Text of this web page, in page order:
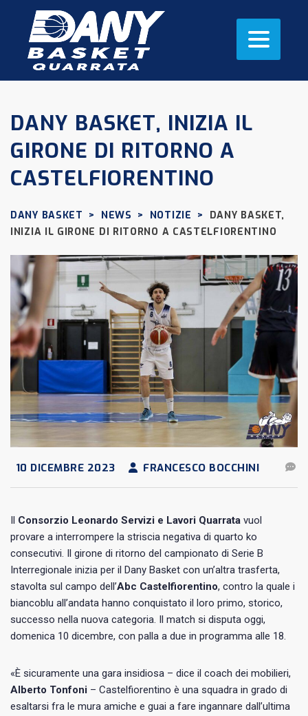
DANY BASKET, INIZIA IL
GIRONE DI RITORNO A
CASTELFIORENTINO
DANY BASKET > NEWS > NOTIZIE >
DANY BASKET,
INIZIA IL GIRONE DI RITORNO A CASTELFIORENTINO
10 DICEMBRE 2023 FRANCESCO BOCCHINI
Il Consorzio Leonardo Servizi e Lavori Quarrata vuol
provare a interrompere la striscia negativa di quarto ko
consecutivi. Il girone di ritorno del campionato di Serie B
Interregionale inizia per il Dany Basket con un’altra trasferta,
stavolta sul campo dell’Abc Castelfiorentino, contro la quale i
biancoblu all’andata hanno conquistato il loro primo, storico,
successo nella nuova categoria. Il match si disputa oggi,
domenica 10 dicembre, con palla a due in programma alle 18.
«È sicuramente una gara insidiosa – dice il coach dei mobilieri,
Alberto Tonfoni – Castelfiorentino è una squadra in grado di
esaltarsi fra le mura amiche e guai a fare ingannare dall’ultima